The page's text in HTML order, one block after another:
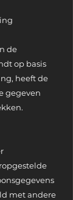
de
op basis
heeft de
gegeven
met andere